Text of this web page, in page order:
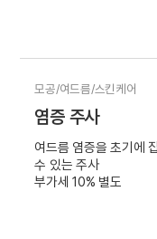
모공/여드름/스킨케어
염증 주사
여드름 염증을 초기에
수 있는 주사
부가세 10% 별도